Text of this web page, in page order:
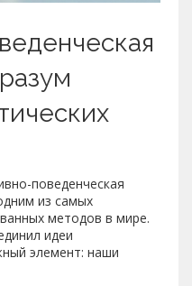
поведенческая
из самых
методов в мире.
идеи
элемент: наши